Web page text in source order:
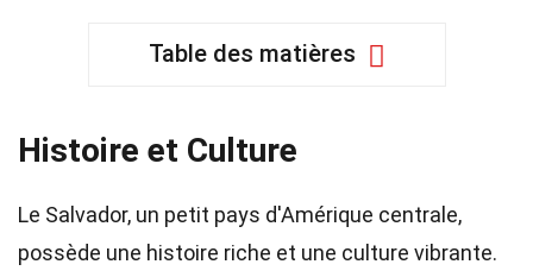
Table des matières
Histoire et Culture
Le Salvador, un petit pays d'Amérique centrale,
possède une histoire riche et une culture vibrante.